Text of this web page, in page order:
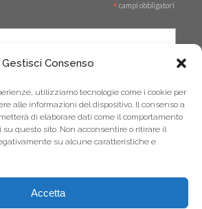
Gestisci Consenso
utilizziamo tecnologie come i cookie per
alle informazioni del dispositivo. Il consenso a
di elaborare dati come il comportamento
questo sito. Non acconsentire o ritirare il
su alcune caratteristiche e
Accetta
* campi obbligatori